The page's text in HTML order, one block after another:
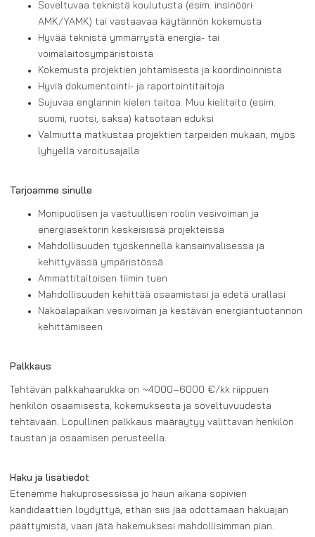
Soveltuvaa teknistä koulutusta (esim. insinööri
AMK/YAMK) tai vastaavaa käytännön kokemusta
Hyvää teknistä ymmärrystä energia- tai
voimalaitosympäristöistä
Kokemusta projektien johtamisesta ja koordinoinnista
Hyviä dokumentointi- ja raportointitaitoja
Sujuvaa englannin kielen taitoa. Muu kielitaito (esim.
suomi, ruotsi, saksa) katsotaan eduksi
Valmiutta matkustaa projektien tarpeiden mukaan, myös
lyhyellä varoitusajalla
Tarjoamme sinulle
Monipuolisen ja vastuullisen roolin vesivoiman ja
energiasektorin keskeisissä projekteissa
Mahdollisuuden työskennellä kansainvälisessä ja
kehittyvässä ympäristössä
Ammattitaitoisen tiimin tuen
Mahdollisuuden kehittää osaamistasi ja edetä urallasi
Näköalapaikan vesivoiman ja kestävän energiantuotannon
kehittämiseen
Palkkaus
Tehtävän palkkahaarukka on ~4000–6000 €/kk riippuen
henkilön osaamisesta, kokemuksesta ja soveltuvuudesta
tehtävään. Lopullinen palkkaus määräytyy valittavan henkilön
taustan ja osaamisen perusteella.
Haku ja lisätiedot
Etenemme hakuprosessissa jo haun aikana sopivien
kandidaattien löydyttyä, ethän siis jää odottamaan hakuajan
päättymistä, vaan jätä hakemuksesi mahdollisimman pian.